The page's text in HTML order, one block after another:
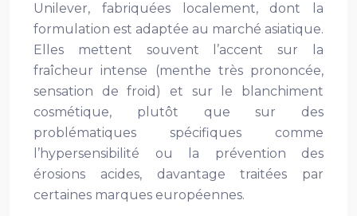
Unilever, fabriquées localement, dont la
formulation est adaptée au marché asiatique.
Elles mettent souvent l’accent sur la
fraîcheur intense (menthe très prononcée,
sensation de froid) et sur le blanchiment
cosmétique, plutôt que sur des
problématiques spécifiques comme
l’hypersensibilité ou la prévention des
érosions acides, davantage traitées par
certaines marques européennes.